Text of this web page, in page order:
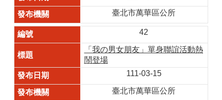
臺北市萬華區公所
42
「我の男女朋友」單身聯誼活動熱
鬧登場
111-03-15
臺北市萬華區公所